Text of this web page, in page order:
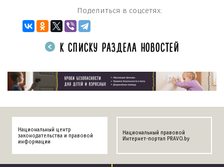
Поделиться в соцсетях:
К СПИСКУ РАЗДЕЛА НОВОСТЕЙ
Национальный центр
законодательства и правовой
информации
Национальный правовой
Интернет-портал PRAVO.by